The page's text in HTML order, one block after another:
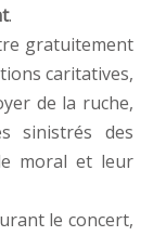
.
gratuitement
caritatives,
de la ruche,
sinistrés des
moral et leur
le concert,